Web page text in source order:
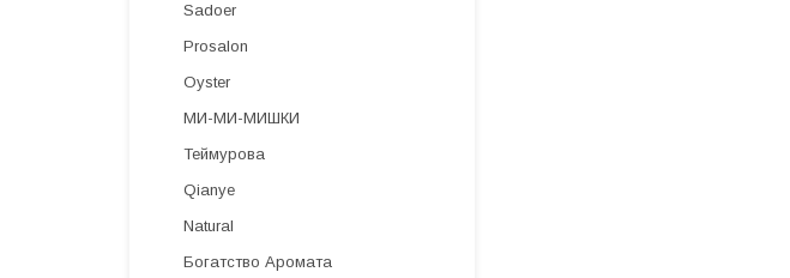
Sadoer
Prosalon
Oyster
МИ-МИ-МИШКИ
Теймурова
Qianye
Natural
Богатство Аромата